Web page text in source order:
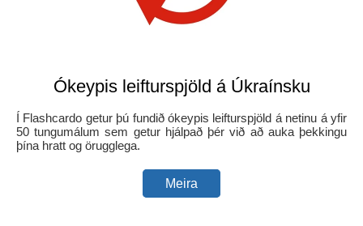
Ókeypis leifturspjöld á Úkraínsku
Í Flashcardo getur þú fundið ókeypis leifturspjöld á netinu á yfir
50 tungumálum sem getur hjálpað þér við að auka þekkingu
þína hratt og örugglega.
Meira